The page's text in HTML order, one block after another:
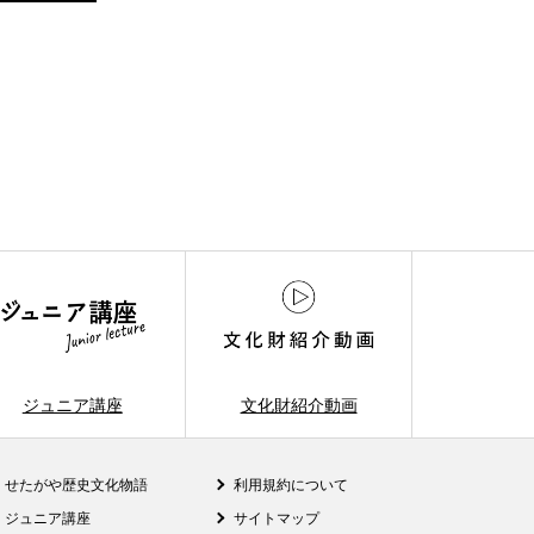
ジュニア講座 文化財紹介動画
せたがや歴史文化物語
ジュニア講座
利用規約について
サイトマップ